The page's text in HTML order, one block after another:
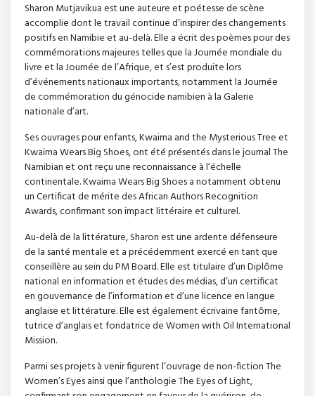
Sharon Mutjavikua est une auteure et poétesse de scène
accomplie dont le travail continue d’inspirer des changements
positifs en Namibie et au-delà. Elle a écrit des poèmes pour des
commémorations majeures telles que la Journée mondiale du
livre et la Journée de l’Afrique, et s’est produite lors
d’événements nationaux importants, notamment la Journée
de commémoration du génocide namibien à la Galerie
nationale d’art.
Ses ouvrages pour enfants, Kwaima and the Mysterious Tree et
Kwaima Wears Big Shoes, ont été présentés dans le journal The
Namibian et ont reçu une reconnaissance à l’échelle
continentale. Kwaima Wears Big Shoes a notamment obtenu
un Certificat de mérite des African Authors Recognition
Awards, confirmant son impact littéraire et culturel.
Au-delà de la littérature, Sharon est une ardente défenseure
de la santé mentale et a précédemment exercé en tant que
conseillère au sein du PM Board. Elle est titulaire d’un Diplôme
national en information et études des médias, d’un certificat
en gouvernance de l’information et d’une licence en langue
anglaise et littérature. Elle est également écrivaine fantôme,
tutrice d’anglais et fondatrice de Women with Oil International
Mission.
Parmi ses projets à venir figurent l’ouvrage de non-fiction The
Women’s Eyes ainsi que l’anthologie The Eyes of Light,